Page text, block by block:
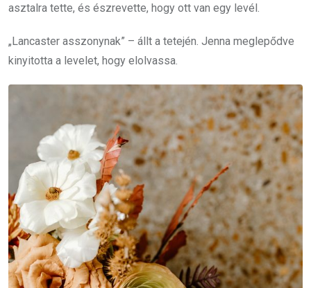
asztalra tette, és észrevette, hogy ott van egy levél.
„Lancaster asszonynak” – állt a tetején. Jenna meglepődve
kinyitotta a levelet, hogy elolvassa.